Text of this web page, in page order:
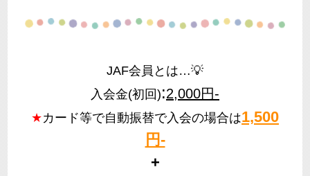
JAF会員とは…💡
入会金(初回):2,000円-
★カード等で自動振替で入会の場合は1,500
円-
+